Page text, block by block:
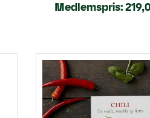
Medlemspris: